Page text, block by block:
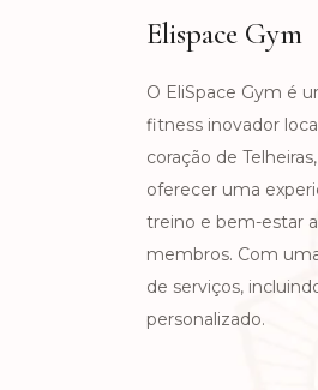
Elispace Gym
O EliSpace Gym é
fitness inovador
coração de
oferecer uma
treino e bem-estar
membros. Com
de serviços,
personalizado.